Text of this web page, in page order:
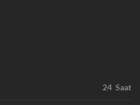
24 Saat